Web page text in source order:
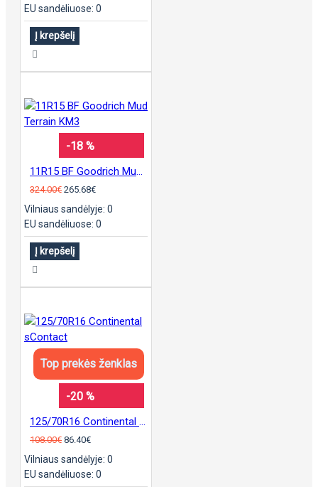
EU sandėliuose: 0
Į krepšelį
-18 %
324.00€ 265.68€
Vilniaus sandėlyje: 0
EU sandėliuose: 0
Į krepšelį
Top prekės ženklas
-20 %
108.00€ 86.40€
Vilniaus sandėlyje: 0
EU sandėliuose: 0